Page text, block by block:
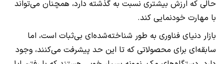
حالی که ارزش بیشتری نسبت به گذشته دارد، همچنان می‌تواند
با مهارت خودنمایی کند.
بازار دنیای فناوری به طور شناخته‌شده‌ای بی‌ثبات است، اما
سابقه‌ای برای محصولاتی که تا این حد پیشرفت می‌کنند، وجود